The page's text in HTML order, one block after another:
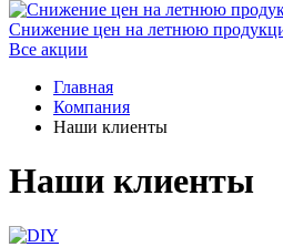
Снижение цен на летнюю
Все акции
Главная
Компания
Наши клиенты
Наши клиенты